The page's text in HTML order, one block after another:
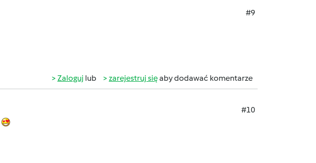
#9
Zaloguj lub zarejestruj sięaby dodawać komentarze
#10